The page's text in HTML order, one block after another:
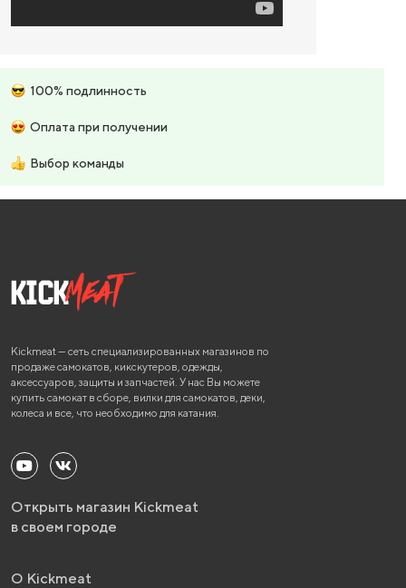
100% подлинность
Оплата при получении
Выбор команды
Kickmeat — сеть специализированных магазинов по
продаже самокатов, кикскутеров, одежды,
аксессуаров, защиты и запчастей. У нас Вы можете
купить самокат в сборе, вилки для самокатов, деки,
колеса и все, что необходимо для катания.
Открыть магазин Kickmeat
в своем городе
О Kickmeat